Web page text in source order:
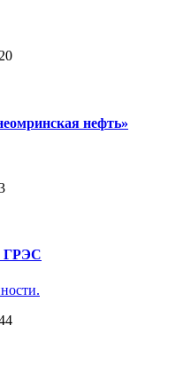
нефть»
ГРЭС